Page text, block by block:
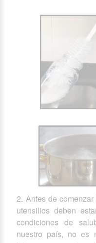
2. Antes de
utensilios deben
condiciones de
nuestro país, no es